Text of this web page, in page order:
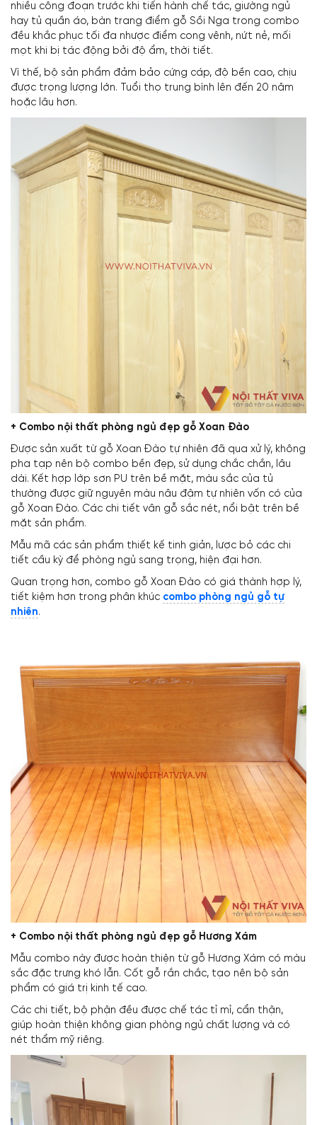
nhiều công đoạn trước khi tiến hành chế tác, giường ngủ
hay tủ quần áo, bàn trang điểm gỗ Sồi Nga trong combo
đều khắc phục tối đa nhược điểm cong vênh, nứt nẻ, mối
mọt khi bị tác động bởi độ ẩm, thời tiết.
Vì thế, bộ sản phẩm đảm bảo cứng cáp, độ bền cao, chịu
được trọng lượng lớn. Tuổi thọ trung bình lên đến 20 năm
hoặc lâu hơn.
+ Combo nội thất phòng ngủ đẹp gỗ Xoan Đào
Được sản xuất từ gỗ Xoan Đào tự nhiên đã qua xử lý, không
pha tạp nên bộ combo bền đẹp, sử dụng chắc chắn, lâu
dài. Kết hợp lớp sơn PU trên bề mặt, màu sắc của tủ
thường được giữ nguyên màu nâu đậm tự nhiên vốn có của
gỗ Xoan Đào. Các chi tiết vân gỗ sắc nét, nổi bật trên bề
mặt sản phẩm.
Mẫu mã các sản phẩm thiết kế tinh giản, lược bỏ các chi
tiết cầu kỳ để phòng ngủ sang trọng, hiện đại hơn.
Quan trọng hơn, combo gỗ Xoan Đào có giá thành hợp lý,
tiết kiệm hơn trong phân khúc combo phòng ngủ gỗ tự
nhiên.
+ Combo nội thất phòng ngủ đẹp gỗ Hương Xám
Mẫu combo này được hoàn thiện từ gỗ Hương Xám có màu
sắc đặc trưng khó lẫn. Cốt gỗ rắn chắc, tạo nên bộ sản
phẩm có giá trị kinh tế cao.
Các chi tiết, bộ phận đều được chế tác tỉ mỉ, cẩn thận,
giúp hoàn thiện không gian phòng ngủ chất lượng và có
nét thẩm mỹ riêng.